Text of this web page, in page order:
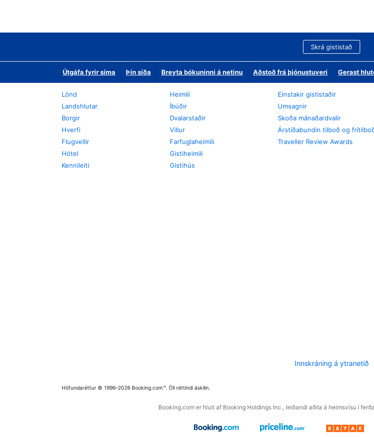
Skrá gististað
Útgáfa fyrir síma Þín síða Breyta bókuninni á netinu Aðstoð frá þjónustuveri Gerast
Lönd
Landshlutar
Borgir
Hverfi
Flugvellir
Hótel
Kennileiti
Heimili
Íbúðir
Dvalarstaðir
Villur
Farfuglaheimili
Gistiheimili
Gistihús
Einstakir gististaðir
Umsagnir
Skoða mánaðardvalir
Árstíðabundin tilboð og
Traveller Review Awards
Innskráning á ytranetið
Höfundaréttur © 1996–2026 Booking.com™. Öll réttindi áskilin.
Booking.com er hluti af Booking Holdings Inc., leiðandi aðila á heimsvísu í